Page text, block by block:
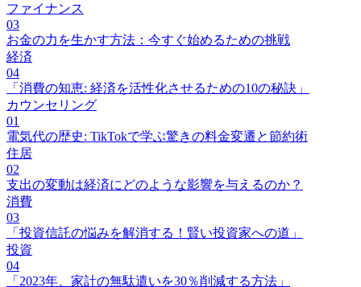
ファイナンス
03
お金の力を生かす方法：今すぐ始めるための挑戦
経済
04
「消費の知恵: 経済を活性化させるための10の秘訣」
カウンセリング
01
電気代の歴史: TikTokで学ぶ驚きの料金変遷と節約術
住居
02
支出の変動は経済にどのような影響を与えるのか？
消費
03
「投資信託の悩みを解消する！賢い投資家への道」
投資
04
「2023年、家計の無駄遣いを30％削減する方法」